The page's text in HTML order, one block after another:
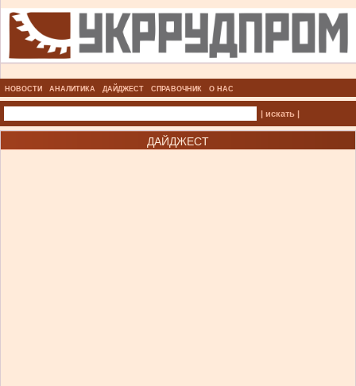
НОВОСТИ АНАЛИТИКА ДАЙДЖЕСТ СПРАВОЧНИК О НАС
| искать |
ДАЙДЖЕСТ